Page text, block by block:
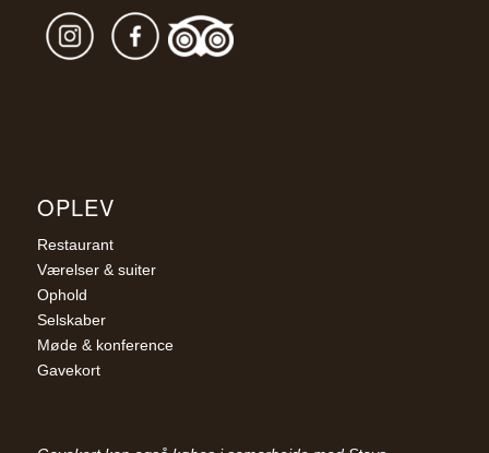
OPLEV
Restaurant
Værelser & suiter
Ophold
Selskaber
Møde & konference
Gavekort